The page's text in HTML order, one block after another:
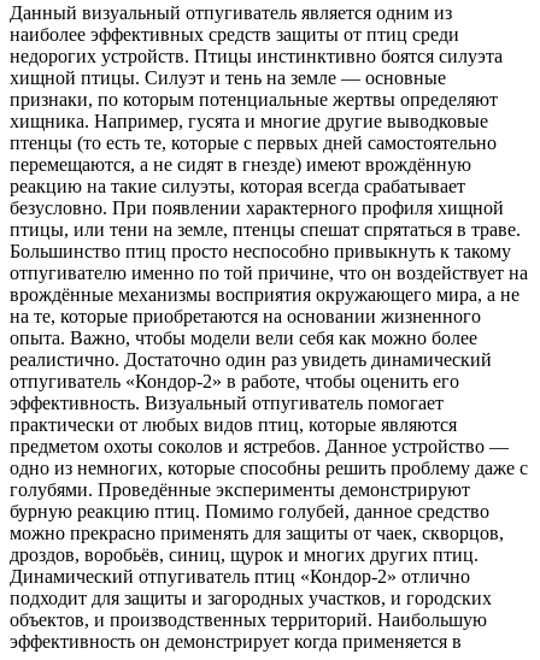
Данный визуальный отпугиватель является одним из
наиболее эффективных средств защиты от птиц среди
недорогих устройств. Птицы инстинктивно боятся силуэта
хищной птицы. Силуэт и тень на земле — основные
признаки, по которым потенциальные жертвы определяют
хищника. Например, гусята и многие другие выводковые
птенцы (то есть те, которые с первых дней самостоятельно
перемещаются, а не сидят в гнезде) имеют врождённую
реакцию на такие силуэты, которая всегда срабатывает
безусловно. При появлении характерного профиля хищной
птицы, или тени на земле, птенцы спешат спрятаться в траве.
Большинство птиц просто неспособно привыкнуть к такому
отпугивателю именно по той причине, что он воздействует на
врождённые механизмы восприятия окружающего мира, а не
на те, которые приобретаются на основании жизненного
опыта. Важно, чтобы модели вели себя как можно более
реалистично. Достаточно один раз увидеть динамический
отпугиватель «Кондор-2» в работе, чтобы оценить его
эффективность. Визуальный отпугиватель помогает
практически от любых видов птиц, которые являются
предметом охоты соколов и ястребов. Данное устройство —
одно из немногих, которые способны решить проблему даже с
голубями. Проведённые эксперименты демонстрируют
бурную реакцию птиц. Помимо голубей, данное средство
можно прекрасно применять для защиты от чаек, скворцов,
дроздов, воробьёв, синиц, щурок и многих других птиц.
Динамический отпугиватель птиц «Кондор-2» отлично
подходит для защиты и загородных участков, и городских
объектов, и производственных территорий. Наибольшую
эффективность он демонстрирует когда применяется в